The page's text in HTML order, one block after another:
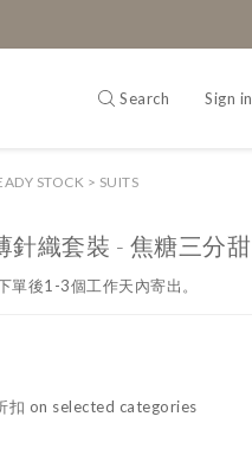
Search Sign in
STOCK > SUITS
針織套裝 - 焦糖三分甜
單後1-3個工作天內寄出。
扣 on selected categories